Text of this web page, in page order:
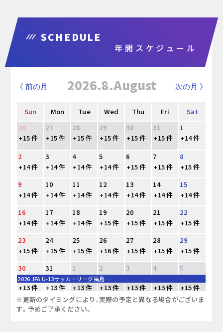
SCHEDULE
年間スケジュール
《 前の月 次の月 》
2026.8.August
Sun Mon Tue Wed Thu Fri
Sat
26
27 28 29 30 31
1
+15 件
+15 件 +15 件 +15 件 +15 件 +15 件
+14 件
2
3 4 5 6 7
8
+14 件
+14 件 +14 件 +14 件 +15 件 +15 件
+15 件
9
10 11 12 13 14
15
+14 件
+14 件 +14 件 +14 件 +14 件 +14 件
+14 件
16
17 18 19 20 21
22
+14 件
+14 件 +14 件 +15 件 +15 件 +15 件
+15 件
23
24 25 26 27 28
29
+15 件
+15 件 +15 件 +16 件 +15 件 +15 件
+15 件
30
31 1 2 3 4 5
2026 JFA U-13サッカーリーグ福島
+13 件 +13 件 +13 件 +13 件 +13 件 +13 件
+15 件
※更新のタイミングにより、実際の予定と異なる場合がございま
す。予めご了承ください。